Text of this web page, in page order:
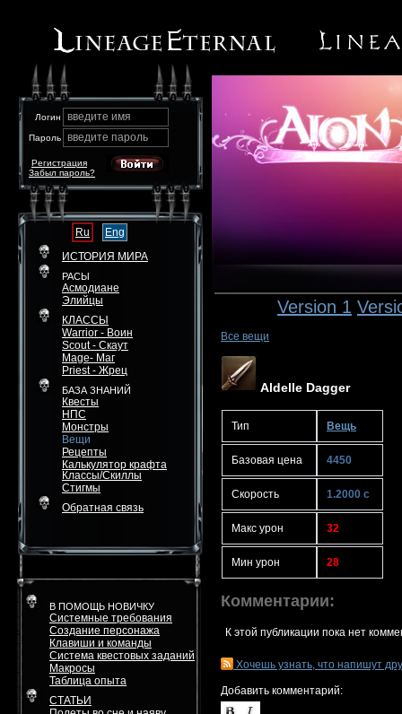
Логин введите имя
Пароль введите пароль
Забыл пароль?
Регистрация
Ru
Eng
ИСТОРИЯ МИРА
РАСЫ
Асмодиане
Элийцы
КЛАССЫ
Warrior - Воин
Scout - Скаут
Mage- Маг
Priest - Жрец
БАЗА ЗНАНИЙ
Квесты
НПС
Монстры
Вещи
Рецепты
Калькулятор крафта
Классы/Скиллы
Стигмы
Обратная связь
В ПОМОЩЬ НОВИЧКУ
Системные требования
Создание персонажа
Клавиши и команды
Система квестовых заданий
Макросы
Таблица опыта
СТАТЬИ
Version 1
Все вещи
Aldelle Dagger
Тип Вещь
Базовая цена 4450
Скорость 1.2000 с
Макс урон 32
Мин урон 28
Комментарии:
К этой публикации пока нет
Хочешь узнать, что напишут
Добавить комментарий: